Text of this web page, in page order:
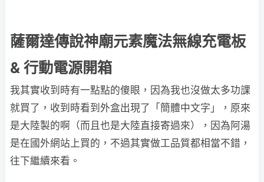
薩爾達傳說神廟元素魔法無線充電板
& 行動電源開箱
我其實收到時有一點點的傻眼，因為我也沒做太多功課
就買了，收到時看到外盒出現了「簡體中文字」，原來
是大陸製的啊（而且也是大陸直接寄過來），因為阿湯
是在國外網站上買的，不過其實做工品質都相當不錯，
往下繼續來看。